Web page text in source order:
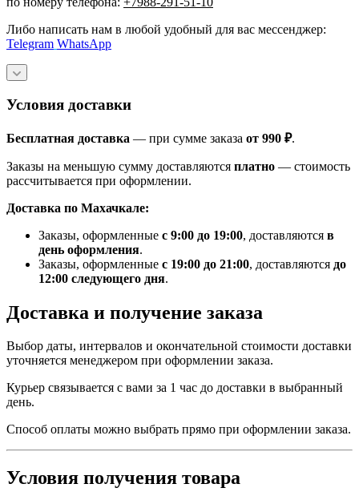
Либо написать нам в любой удобный для вас мессенджер:
Telegram WhatsApp
Условия доставки
Бесплатная доставка — при сумме заказа от 990 ₽.
Заказы на меньшую сумму доставляются платно — стоимость
рассчитывается при оформлении.
Доставка по Махачкале:
Заказы, оформленные с 9:00 до 19:00, доставляются в
день оформления.
Заказы, оформленные с 19:00 до 21:00, доставляются до
12:00 следующего дня.
Доставка и получение заказа
Выбор даты, интервалов и окончательной стоимости доставки
уточняется менеджером при оформлении заказа.
Курьер связывается с вами за 1 час до доставки в выбранный
день.
Способ оплаты можно выбрать прямо при оформлении заказа.
Условия получения товара